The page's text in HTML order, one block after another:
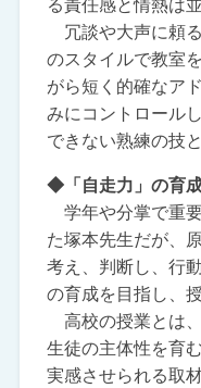
る責任感と情熱は
冗談や大声に頼
のスタイルで教室
がら短く的確なア
みにコントロール
できない熟練の技
◆「自走力」の育
学年や分掌で重
た塚本先生だが、
考え、判断し、行
の育成を目指し、
高校の授業とは、
生徒の主体性を育
実感させられる取